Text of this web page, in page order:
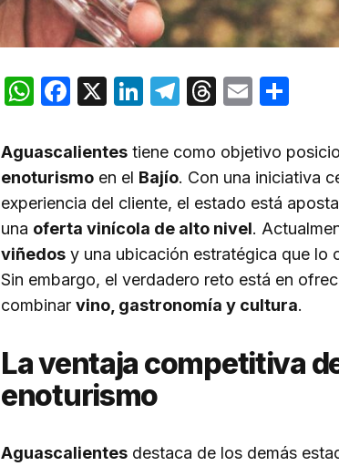
WhatsApp
Facebook
X LinkedIn
Telegram
Threads
Email
Aguascalientes tiene como objetivo
enoturismo en el Bajío. Con una iniciativa
experiencia del cliente, el estado está
una oferta vinícola de alto nivel.
viñedos y una ubicación estratégica que lo
Sin embargo, el verdadero reto está en
combinar vino, gastronomía y cultura.
La ventaja competitiva
enoturismo
Aguascalientes destaca de los demás